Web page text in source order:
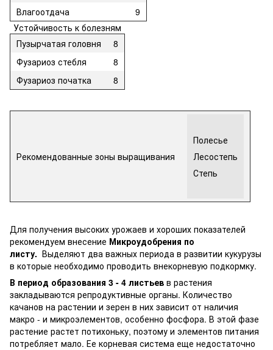
Влагоотдача
9
Устойчивость к болезням
Пузырчатая головня
8
Фузариоз стебля
8
Фузариоз початка
8
Рекомендованные зоны выращивания
Полесье
Лесостепь
Степь
Для получения высоких урожаев и хороших показателей
рекомендуем внесение Микроудобрения по
листу. Выделяют два важных периода в развитии кукурузы
в которые необходимо проводить внекорневую подкормку.
В период образования 3 - 4 листьев в растения
закладываются репродуктивные органы. Количество
качанов на растении и зерен в них зависит от наличия
макро - и микроэлементов, особенно фосфора. В этой фазе
растение растет потихоньку, поэтому и элементов питания
потребляет мало. Ее корневая система еще недостаточно